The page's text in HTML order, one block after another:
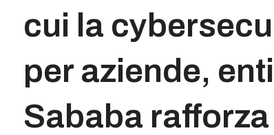
cui la
per aziende,
Sababa